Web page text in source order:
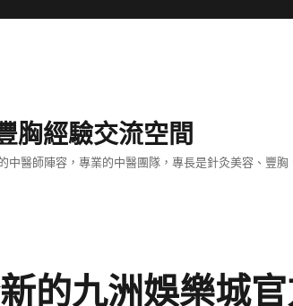
胸經驗交流空間
中醫師陣容，專業的中醫團隊，專長是針灸美容、豐
的九洲娛樂城